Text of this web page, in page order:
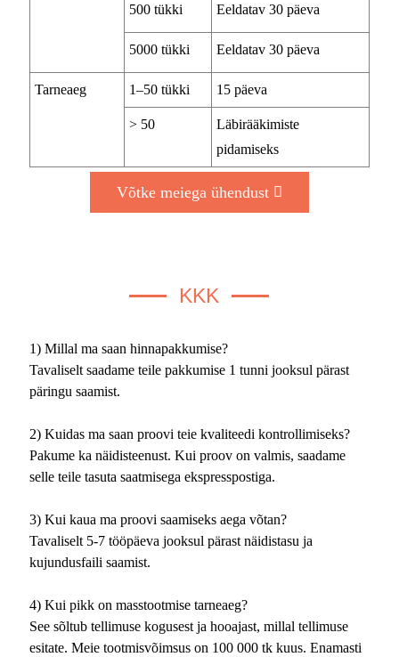
500 tükki Eeldatav 30 päeva
5000 tükki Eeldatav 30 päeva
Tarneaeg 1–50 tükki 15 päeva
> 50
Läbirääkimiste
pidamiseks
Võtke meiega ühendust
KKK
1) Millal ma saan hinnapakkumise?
Tavaliselt saadame teile pakkumise 1 tunni jooksul pärast
päringu saamist.
2) Kuidas ma saan proovi teie kvaliteedi kontrollimiseks?
Pakume ka näidisteenust. Kui proov on valmis, saadame
selle teile tasuta saatmisega ekspresspostiga.
3) Kui kaua ma proovi saamiseks aega võtan?
Tavaliselt 5-7 tööpäeva jooksul pärast näidistasu ja
kujundusfaili saamist.
4) Kui pikk on masstootmise tarneaeg?
See sõltub tellimuse kogusest ja hooajast, millal tellimuse
esitate. Meie tootmisvõimsus on 100 000 tk kuus. Enamasti